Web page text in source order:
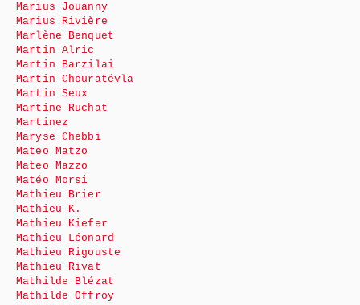
Marius Jouanny
Marius Rivière
Marlène Benquet
Martin Alric
Martin Barzilai
Martin Chouratévla
Martin Seux
Martine Ruchat
Martinez
Maryse Chebbi
Mateo Matzo
Mateo Mazzo
Matéo Morsi
Mathieu Brier
Mathieu K.
Mathieu Kiefer
Mathieu Léonard
Mathieu Rigouste
Mathieu Rivat
Mathilde Blézat
Mathilde Offroy